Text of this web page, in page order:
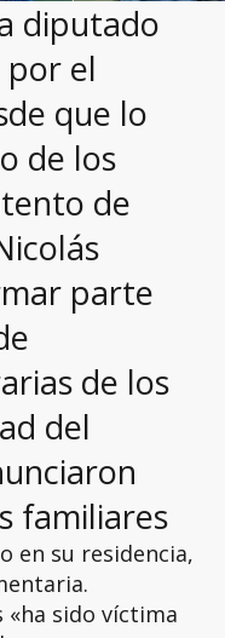
diputado
por el
que lo
de los
de
parte
de los
del
familiares
en su residencia,
«ha sido víctima